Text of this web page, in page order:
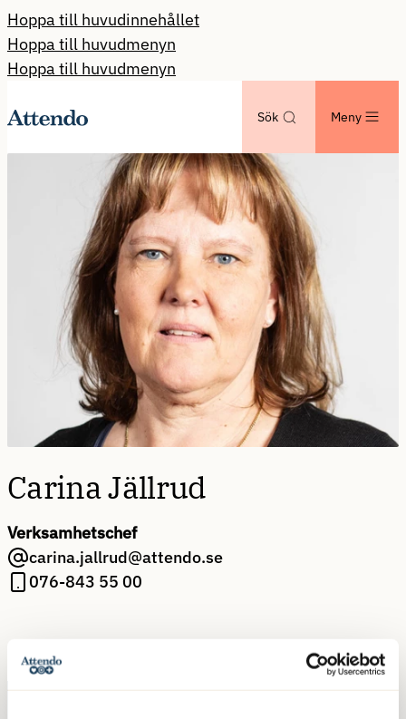
Hoppa till huvudinnehållet
Hoppa till huvudmenyn
Hoppa till huvudmenyn
Sök Meny
Carina Jällrud
Verksamhetschef
carina.jallrud@attendo.se
076-843 55 00